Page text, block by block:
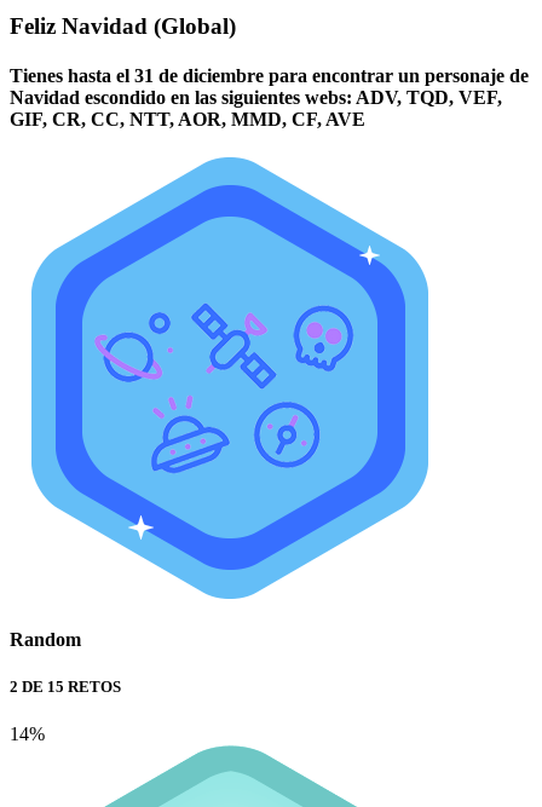
Feliz Navidad (Global)
Tienes hasta el 31 de diciembre para encontrar un personaje de
Navidad escondido en las siguientes webs: ADV, TQD, VEF,
GIF, CR, CC, NTT, AOR, MMD, CF, AVE
Random
2 DE 15 RETOS
14%